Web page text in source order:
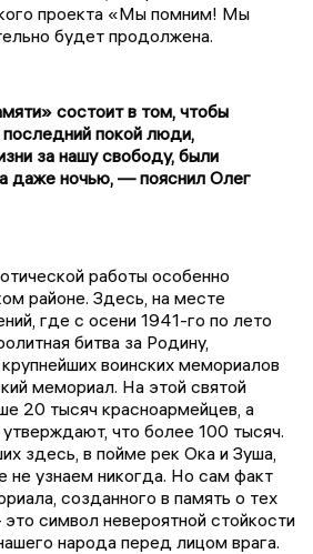
проекта «Мы помним! Мы
будет продолжена.
состоит в том, чтобы
покой люди,
за нашу свободу, были
даже ночью, — пояснил Олег
работы особенно
районе. Здесь, на месте
где с осени 1941-го по лето
битва за Родину,
воинских мемориалов
мемориал. На этой святой
20 тысяч красноармейцев, а
что более 100 тысяч.
здесь, в пойме рек Ока и Зуша,
не узнаем никогда. Но сам факт
созданного в память о тех
символ невероятной стойкости
народа перед лицом врага.